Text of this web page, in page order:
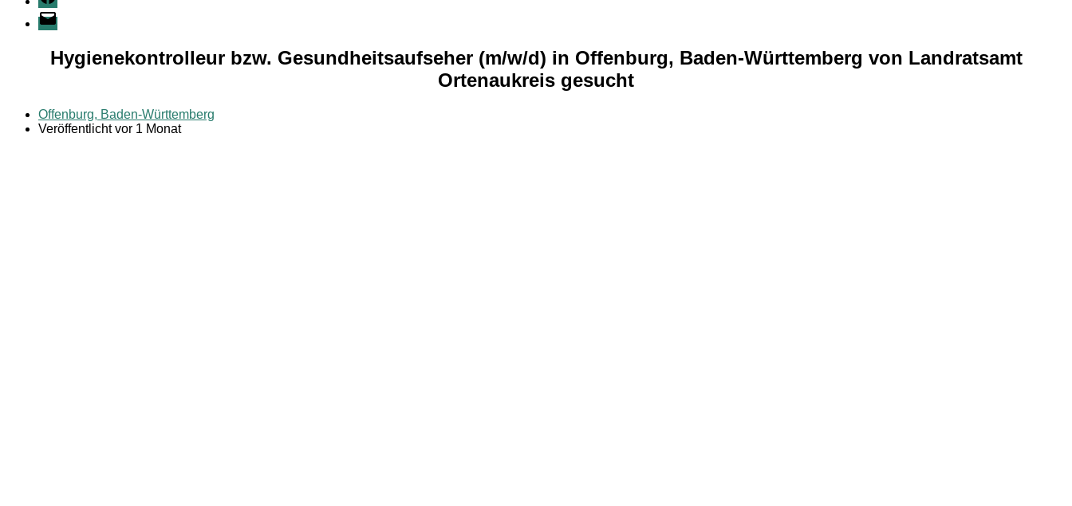
E-
Mail
Hygienekontrolleur bzw. Gesundheitsaufseher (m/w/d) in Offenburg, Baden-Württemberg von Landratsamt
Ortenaukreis gesucht
Offenburg, Baden-Württemberg
Veröffentlicht vor 1 Monat